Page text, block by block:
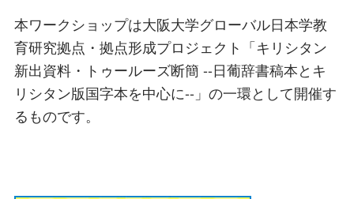
本ワークショップは大阪大学グローバル日本学教
育研究拠点・拠点形成プロジェクト「キリシタン
新出資料・トゥールーズ断簡 --日葡辞書稿本とキ
リシタン版国字本を中心に--」の一環として開催す
るものです。